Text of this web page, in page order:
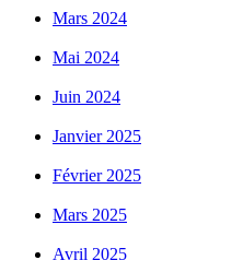
Mars 2024
Mai 2024
Juin 2024
Janvier 2025
Février 2025
Mars 2025
Avril 2025